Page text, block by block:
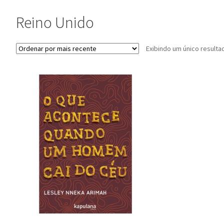
Reino Unido
Exibindo um único